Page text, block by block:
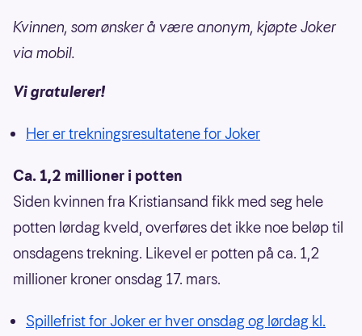
Kvinnen, som ønsker å være anonym, kjøpte Joker
via mobil.
Vi gratulerer!
Her er trekningsresultatene for Joker
Ca. 1,2 millioner i potten
Siden kvinnen fra Kristiansand fikk med seg hele
potten lørdag kveld, overføres det ikke noe beløp til
onsdagens trekning. Likevel er potten på ca. 1,2
millioner kroner onsdag 17. mars.
Spillefrist for Joker er hver onsdag og lørdag kl.